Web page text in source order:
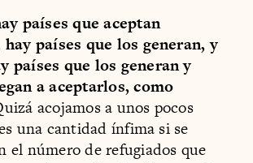
países que aceptan
países que los generan, y
países que los generan y
a aceptarlos, como
acojamos a unos pocos
una cantidad ínfima si se
el número de refugiados que